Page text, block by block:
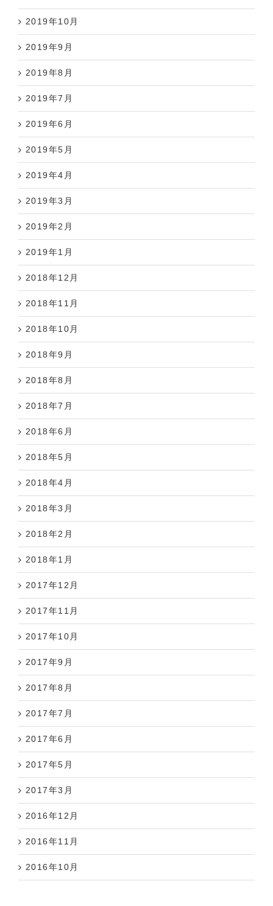
2019年10月
2019年9月
2019年8月
2019年7月
2019年6月
2019年5月
2019年4月
2019年3月
2019年2月
2019年1月
2018年12月
2018年11月
2018年10月
2018年9月
2018年8月
2018年7月
2018年6月
2018年5月
2018年4月
2018年3月
2018年2月
2018年1月
2017年12月
2017年11月
2017年10月
2017年9月
2017年8月
2017年7月
2017年6月
2017年5月
2017年3月
2016年12月
2016年11月
2016年10月